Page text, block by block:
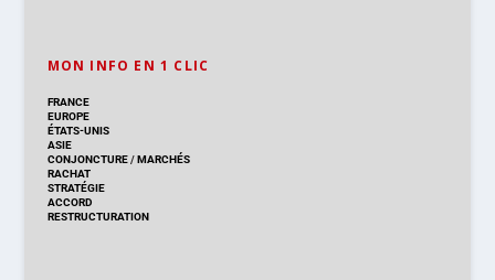
MON INFO EN 1 CLIC
FRANCE
EUROPE
ÉTATS-UNIS
ASIE
CONJONCTURE/MARCHÉS
RACHAT
STRATÉGIE
ACCORD
RESTRUCTURATION